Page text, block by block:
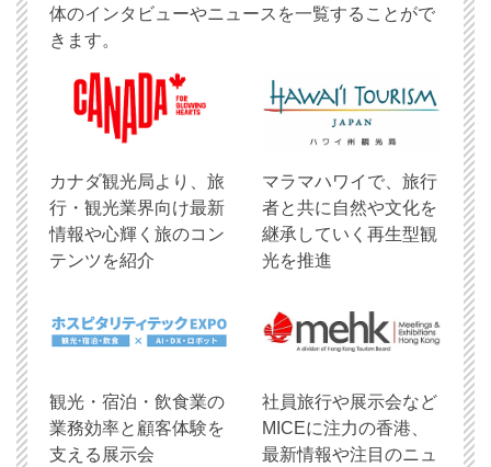
体のインタビューやニュースを一覧することがで
きます。
​カナダ観光局より、旅
行・観光業界向け最新
情報や心輝く旅のコン
テンツを紹介
マラマハワイで、旅行
者と共に自然や文化を
継承していく再生型観
光を推進
観光・宿泊・飲食業の
業務効率と顧客体験を
支える展示会
社員旅行や展示会など
MICEに注力の香港、
最新情報や注目のニュ